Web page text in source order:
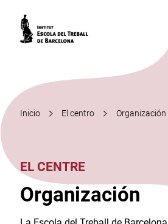
Inicio El centro Organización
EL CENTRE
Organización